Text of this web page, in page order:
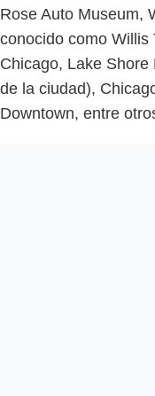
Rose Auto Museum,
conocido como Willis
Chicago, Lake
de la ciudad),
Downtown, entre